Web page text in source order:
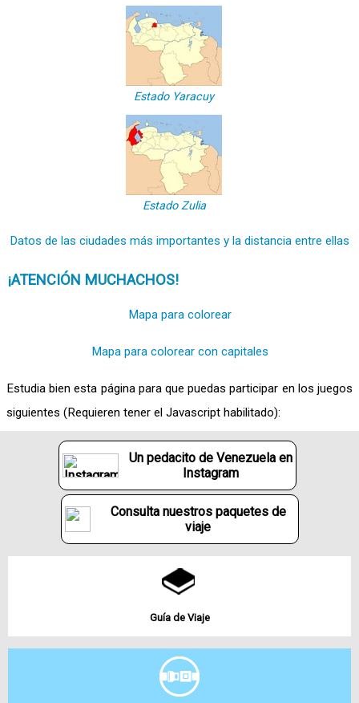
Estado Yaracuy
Estado Zulia
Datos de las ciudades más importantes y la distancia entre ellas
¡ATENCIÓN MUCHACHOS!
Mapa para colorear
Mapa para colorear con capitales
Estudia bien esta página para que puedas participar en los juegos
siguientes (Requieren tener el Javascript habilitado):
Un pedacito de Venezuela en
Instagram
Consulta nuestros paquetes de
viaje
Guía de Viaje